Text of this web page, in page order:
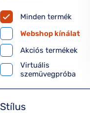
Minden termék
Webshop kínálat
Akciós termékek
Virtuális
szemüvegpróba
Stílus